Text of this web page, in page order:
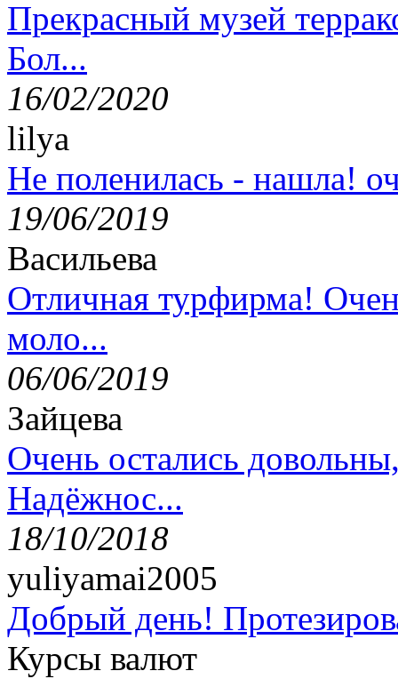
Прекрасный музей
Бол...
16/02/2020
lilya
Не поленилась - нашла!
19/06/2019
Васильева
Отличная турфирма!
моло...
06/06/2019
Зайцева
Очень остались
Надёжнос...
18/10/2018
yuliyamai2005
Добрый день!
Курсы валют